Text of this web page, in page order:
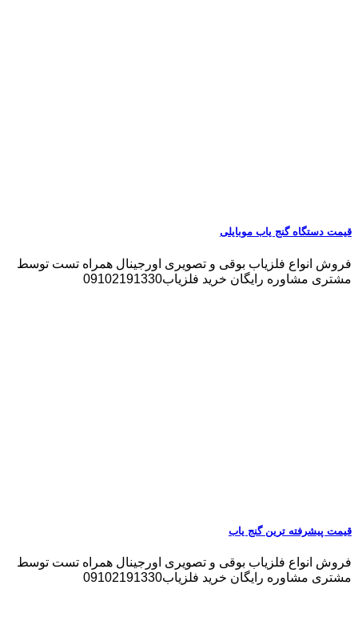
قیمت دستگاه گنج یاب موبایلی
فروش انواع فلزیاب بوقی و تصویری اورجینال همراه تست توسط
مشتری مشاوره رایگان خرید فلزیاب09102191330
قیمت پیشرفته ترین گنج یاب
فروش انواع فلزیاب بوقی و تصویری اورجینال همراه تست توسط
مشتری مشاوره رایگان خرید فلزیاب09102191330